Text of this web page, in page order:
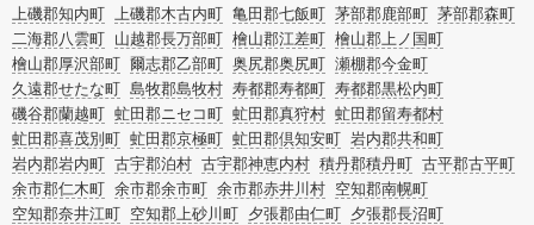
上磯郡知内町 上磯郡木古内町 亀田郡七飯町 茅部郡鹿部町 茅部郡森町
二海郡八雲町 山越郡長万部町 檜山郡江差町 檜山郡上ノ国町
檜山郡厚沢部町 爾志郡乙部町 奥尻郡奥尻町 瀬棚郡今金町
久遠郡せたな町 島牧郡島牧村 寿都郡寿都町 寿都郡黒松内町
磯谷郡蘭越町 虻田郡ニセコ町 虻田郡真狩村 虻田郡留寿都村
虻田郡喜茂別町 虻田郡京極町 虻田郡倶知安町 岩内郡共和町
岩内郡岩内町 古宇郡泊村 古宇郡神恵内村 積丹郡積丹町 古平郡古平町
余市郡仁木町 余市郡余市町 余市郡赤井川村 空知郡南幌町
空知郡奈井江町 空知郡上砂川町 夕張郡由仁町 夕張郡長沼町